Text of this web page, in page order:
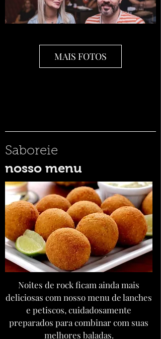
MAIS FOTOS
Saboreie
nosso menu
Noites de rock ficam ainda mais
deliciosas com nosso menu de lanches
e petiscos, cuidadosamente
preparados para combinar com suas
melhores baladas.